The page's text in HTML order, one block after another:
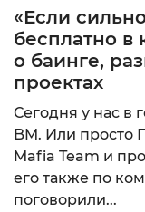
«Если
бесплатно в
о баинге,
проектах
Сегодня у нас в
BM. Или просто
Mafia Team и
его также по
поговорили...